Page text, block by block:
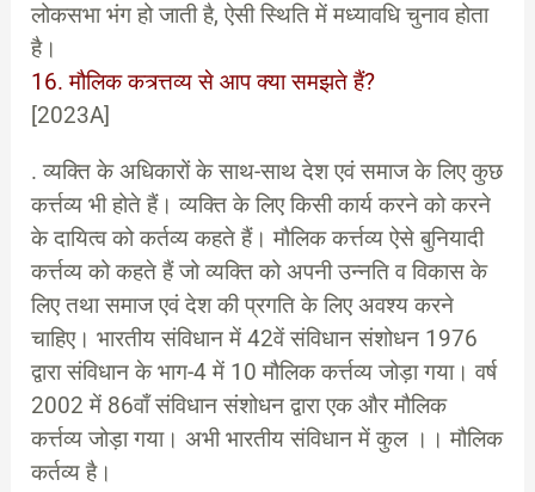
लोकसभा भंग हो जाती है, ऐसी स्थिति में मध्यावधि चुनाव होता
है।
16. मौलिक कत्र्त्तव्य से आप क्या समझते हैं?
[2023A]
. व्यक्ति के अधिकारों के साथ-साथ देश एवं समाज के लिए कुछ
कर्त्तव्य भी होते हैं। व्यक्ति के लिए किसी कार्य करने को करने
के दायित्व को कर्तव्य कहते हैं। मौलिक कर्त्तव्य ऐसे बुनियादी
कर्त्तव्य को कहते हैं जो व्यक्ति को अपनी उन्नति व विकास के
लिए तथा समाज एवं देश की प्रगति के लिए अवश्य करने
चाहिए। भारतीय संविधान में 42वें संविधान संशोधन 1976
द्वारा संविधान के भाग-4 में 10 मौलिक कर्त्तव्य जोड़ा गया। वर्ष
2002 में 86वाँ संविधान संशोधन द्वारा एक और मौलिक
कर्त्तव्य जोड़ा गया। अभी भारतीय संविधान में कुल ।। मौलिक
कर्तव्य है।